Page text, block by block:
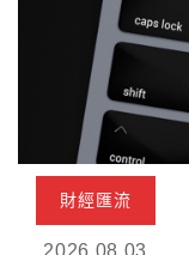
財經匯流